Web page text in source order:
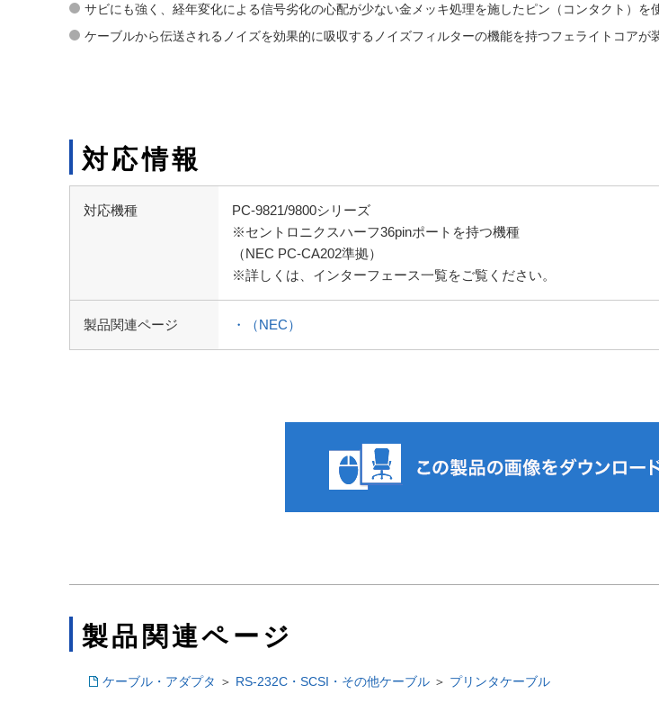
サビにも強く、経年変化による信号劣化の心配が少ない金メッキ処理を施したピン（コンタクト）を
ケーブルから伝送されるノイズを効果的に吸収するノイズフィルターの機能を持つフェライトコアが
対応情報
対応機種
PC-9821/9800シリーズ
※セントロニクスハーフ36pinポートを持つ機種
（NEC PC-CA202準拠）
※詳しくは、インターフェース一覧をご覧ください。
製品関連ページ ・（NEC）
製品関連ページ
ケーブル・アダプタ ＞ RS-232C・SCSI・その他ケーブル ＞ プリンタケーブル